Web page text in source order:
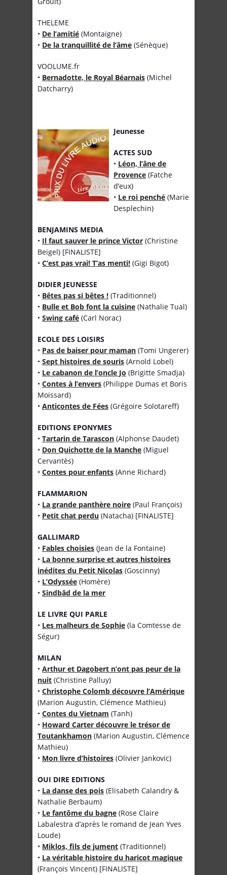
THELEME
• De l’amitié (Montaigne)
• De la tranquillité de l’âme (Sénèque)
VOOLUME.fr
• Bernadotte, le Royal Béarnais (Michel
Datcharry)
Jeunesse
ACTES SUD
• Léon, l’âne de
Provence (Fatche
d’eux)
• Le roi penché (Marie
Desplechin)
BENJAMINS MEDIA
• Il faut sauver le prince Victor (Christine
Beigel) [FINALISTE]
• C’est pas vrai! T’as menti! (Gigi Bigot)
DIDIER JEUNESSE
• Bêtes pas si bêtes ! (Traditionnel)
• Bulle et Bob font la cuisine (Nathalie Tual)
• Swing café (Carl Norac)
ECOLE DES LOISIRS
• Pas de baiser pour maman (Tomi Ungerer)
• Sept histoires de souris (Arnold Lobel)
• Le cabanon de l’oncle Jo (Brigitte Smadja)
• Contes à l’envers (Philippe Dumas et Boris
Moissard)
• Anticontes de Fées (Grégoire Solotareff)
EDITIONS EPONYMES
• Tartarin de Tarascon (Alphonse Daudet)
• Don Quichotte de la Manche (Miguel
Cervantès)
• Contes pour enfants (Anne Richard)
FLAMMARION
• La grande panthère noire (Paul François)
• Petit chat perdu (Natacha) [FINALISTE]
GALLIMARD
• Fables choisies (Jean de la Fontaine)
• La bonne surprise et autres histoires
inédites du Petit Nicolas (Goscinny)
• L’Odyssée (Homère)
• Sindbâd de la mer
LE LIVRE QUI PARLE
• Les malheurs de Sophie (la Comtesse de
Ségur)
MILAN
• Arthur et Dagobert n’ont pas peur de la
nuit (Christine Palluy)
• Christophe Colomb découvre l’Amérique
(Marion Augustin, Clémence Mathieu)
• Contes du Vietnam (Tanh)
• Howard Carter découvre le trésor de
Toutankhamon (Marion Augustin, Clémence
Mathieu)
• Mon livre d’histoires (Olivier Jankovic)
OUI DIRE EDITIONS
• La danse des pois (Elisabeth Calandry &
Nathalie Berbaum)
• Le fantôme du bagne (Rose Claire
Labalestra d’après le romand de Jean Yves
Loude)
• Miklos, fils de jument (Traditionnel)
• La véritable histoire du haricot magique
(François Vincent) [FINALISTE]